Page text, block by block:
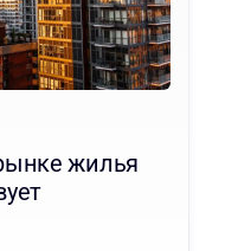
жилья